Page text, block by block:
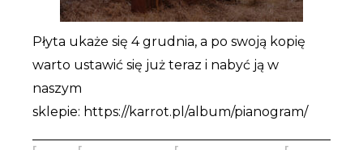
Płyta ukaże się 4 grudnia, a po swoją kopię
warto ustawić się już teraz i nabyć ją w
naszym
sklepie: https://karrot.pl/album/pianogram/